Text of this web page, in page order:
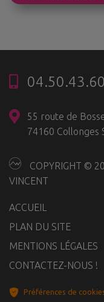
55 route de
74160 Collonges
COPYRIGHT ©
VINCENT
ACCUEIL
PLAN DU SITE
MENTIONS LÉGALES
CONTACTEZ-NOUS !
Préférences de